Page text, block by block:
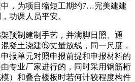
，为项目缩短工期约7…完美建建
功课人员平安。
制建制手艺，并满脚日照、通
凝土浇建⑤丈量放线，同一尺度，
报单元对照申报前提和申报材料的
专业厂家进行的，同时采用钢筋桁
）和叠合楼板时若何计较程度构件